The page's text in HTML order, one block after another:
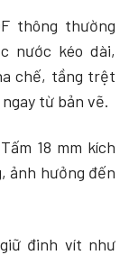
thông thường
nước kéo dài,
chế, tầng trệt
từ bản vẽ.
18 mm kích
ảnh hưởng đến
đinh vít như